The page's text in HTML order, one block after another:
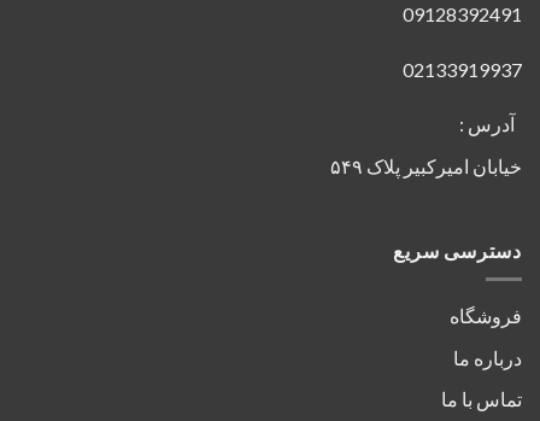
09128392491
02133919937
آدرس :
خیابان امیرکبیر پلاک ۵۴۹
دسترسی سریع
فروشگاه
درباره ما
تماس با ما